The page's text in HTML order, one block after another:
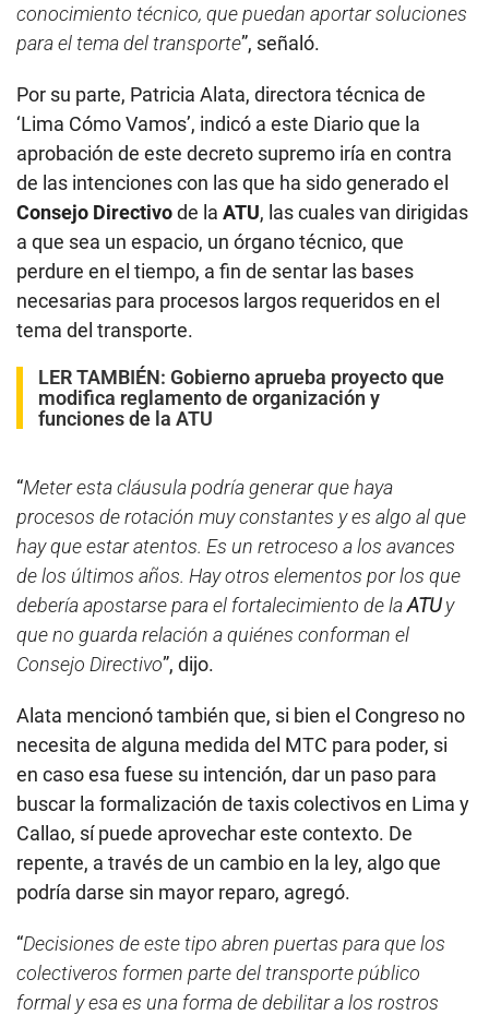
conocimiento técnico, que puedan aportar soluciones
para el tema del transporte”, señaló.
Por su parte, Patricia Alata, directora técnica de
‘Lima Cómo Vamos’, indicó a este Diario que la
aprobación de este decreto supremo iría en contra
de las intenciones con las que ha sido generado el
Consejo Directivode la ATU, las cuales van dirigidas
a que sea un espacio, un órgano técnico, que
perdure en el tiempo, a fin de sentar las bases
necesarias para procesos largos requeridos en el
tema del transporte.
LER TAMBIÉN: Gobierno aprueba proyecto que
modifica reglamento de organización y
funciones de la ATU
“Meter esta cláusula podría generar que haya
procesos de rotación muy constantes y es algo al que
hay que estar atentos. Es un retroceso a los avances
de los últimos años. Hay otros elementos por los que
debería apostarse para el fortalecimiento de laATUy
que no guarda relación a quiénes conforman el
Consejo Directivo”, dijo.
Alata mencionó también que, si bien el Congreso no
necesita de alguna medida del MTC para poder, si
en caso esa fuese su intención, dar un paso para
buscar la formalización de taxis colectivos en Lima y
Callao, sí puede aprovechar este contexto. De
repente, a través de un cambio en la ley, algo que
podría darse sin mayor reparo, agregó.
“Decisiones de este tipo abren puertas para que los
colectiveros formen parte del transporte público
formal y esa es una forma de debilitar a los rostros